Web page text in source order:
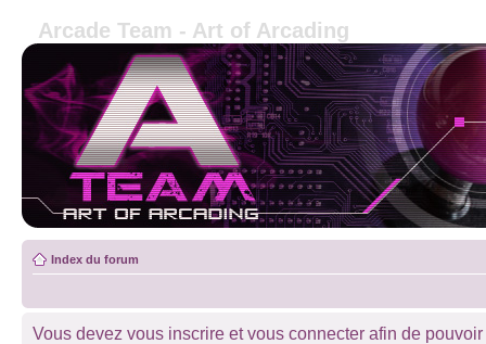
Arcade Team - Art of Arcading
Index du forum
Vous devez vous inscrire et vous connecter afin de